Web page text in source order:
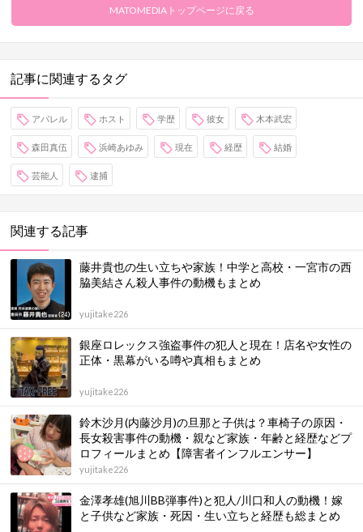
MATOMEDIAトップページに戻る
記事に関連するタグ
アパレル ホスト 学歴 彼女 木本武宏
森田真伍 浜崎あゆみ 現在 経歴 結婚
芸能人 逮捕
関連する記事
藤井貴也の生い立ちや家族！中学と高校・一宮市の西
脇美結さん殺人事件の動機もまとめ
yujitake226
銀座ロレックス強盗事件の犯人と現在！店名や女性の
正体・黒幕がいる噂や真相もまとめ
yujitake226
鈴木沙月(内藤沙月)の旦那と子供は？車椅子の原因・
長女殺害事件の動機・親など家族・年齢と経歴などプ
ロフィールまとめ【障害者インフルエンサー】
yujitake226
金澤孝雄(旭川BB弾事件)と犯人/川口和人の動機！嫁
と子供など家族・死因・生い立ちと経歴も総まとめ